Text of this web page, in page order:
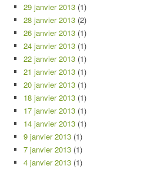
29 janvier 2013 (1)
28 janvier 2013 (2)
26 janvier 2013 (1)
24 janvier 2013 (1)
22 janvier 2013 (1)
21 janvier 2013 (1)
20 janvier 2013 (1)
18 janvier 2013 (1)
17 janvier 2013 (1)
14 janvier 2013 (1)
9 janvier 2013 (1)
7 janvier 2013 (1)
4 janvier 2013 (1)